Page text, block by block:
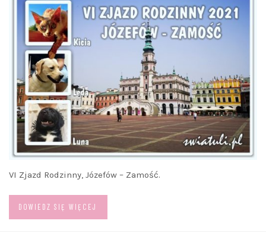
VI Zjazd Rodzinny, Józefów – Zamość.
DOWIEDZ SIĘ WIĘCEJ